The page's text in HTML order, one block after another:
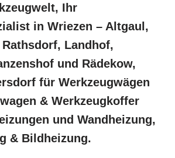
Ihr
in Wriezen – Altgaul,
Landhof,
und Rädekow,
für Werkzeugwägen
& Werkzeugkoffer
und Wandheizung,
& Bildheizung.